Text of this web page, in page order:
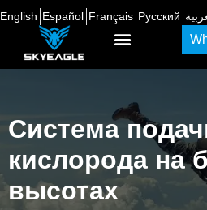
English Español Français Русский
Система
кислорода на
высотах